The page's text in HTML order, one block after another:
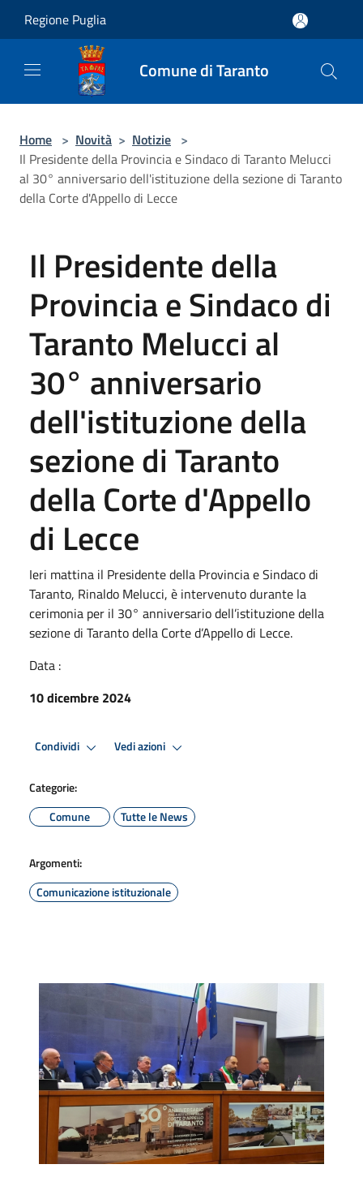
Regione Puglia
Comune di Taranto
Home > Novità > Notizie >
Il Presidente della Provincia e Sindaco di Taranto Melucci
al 30° anniversario dell'istituzione della sezione di Taranto
della Corte d'Appello di Lecce
Il Presidente della
Provincia e Sindaco di
Taranto Melucci al
30° anniversario
dell'istituzione della
sezione di Taranto
della Corte d'Appello
di Lecce
Ieri mattina il Presidente della Provincia e Sindaco di
Taranto, Rinaldo Melucci, è intervenuto durante la
cerimonia per il 30° anniversario dell’istituzione della
sezione di Taranto della Corte d’Appello di Lecce.
Data :
10 dicembre 2024
Condividi Vedi azioni
Categorie:
Comune
Tutte le News
Argomenti:
Comunicazione istituzionale